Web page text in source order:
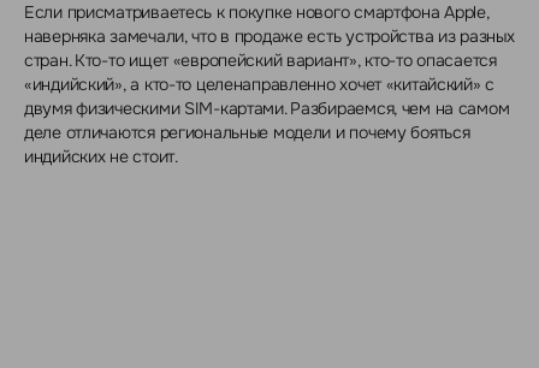
Если присматриваетесь к покупке нового смартфона Apple,
наверняка замечали, что в продаже есть устройства из разных
стран. Кто-то ищет «европейский вариант», кто-то опасается
«индийский», а кто-то целенаправленно хочет «китайский» с
двумя физическими SIM-картами. Разбираемся, чем на самом
деле отличаются региональные модели и почему бояться
индийских не стоит.